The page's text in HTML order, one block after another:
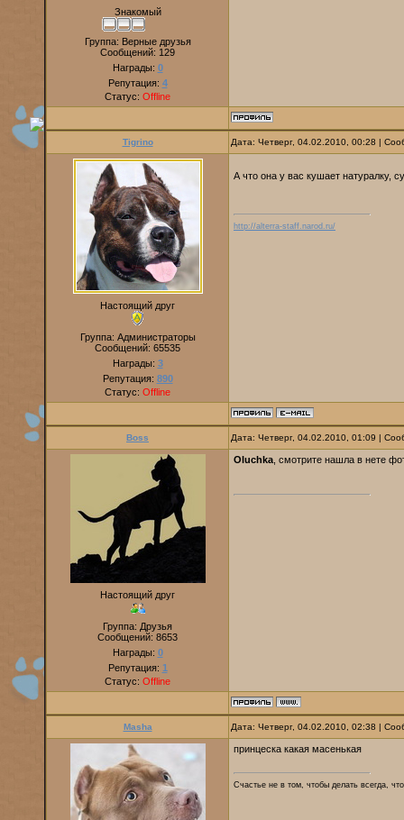
Знакомый
Группа: Верные друзья
Сообщений: 129
Награды: 0
Репутация: 4
Статус: Offline
Tigrino Дата: Четверг, 04.02.2010, 00:28 |
Настоящий друг
Группа: Администраторы
Сообщений: 65535
Награды: 3
Репутация: 890
Статус: Offline
А что она у вас кушает натуралку,
http://alterra-staff.narod.ru/
Boss Дата: Четверг, 04.02.2010, 01:09 |
Настоящий друг
Группа: Друзья
Сообщений: 8653
Награды: 0
Репутация: 1
Статус: Offline
Oluchka , смотрите нашла в нете
Masha Дата: Четверг, 04.02.2010, 02:38 |
принцеска какая масенькая
Счастье не в том, чтобы делать всегда,